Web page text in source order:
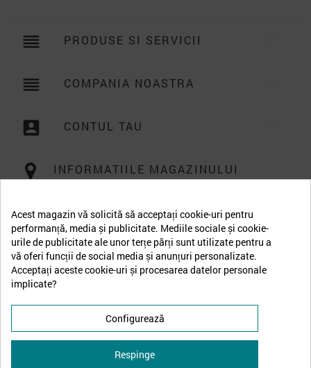
reorder PRODUSE SI SERVICII
reorder COMPANIA NOASTRA
account_box CONTUL TAU
INFORMATIILE MAGAZINULUI
Acest magazin vă solicită să acceptați cookie-uri pentru
performanță, media și publicitate. Mediile sociale și cookie-
urile de publicitate ale unor terțe părți sunt utilizate pentru a
vă oferi funcții de social media și anunțuri personalizate.
Acceptați aceste cookie-uri și procesarea datelor personale
implicate?
Configurează
Respinge